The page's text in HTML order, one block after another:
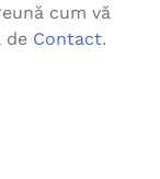
cum vă
de Contact.